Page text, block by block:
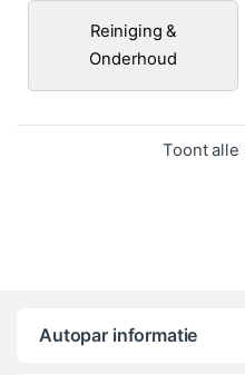
Reiniging &
Onderhoud
Toont alle
Autopar informatie